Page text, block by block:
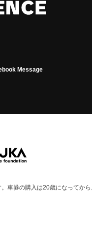
Message
車券の購入は20歳になってか